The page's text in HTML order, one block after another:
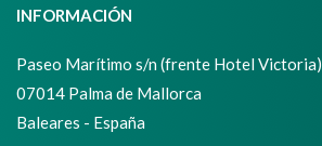
INFORMACIÓN
Paseo Marítimo s/n (frente Hotel Victoria)
07014 Palma de Mallorca
Baleares - España